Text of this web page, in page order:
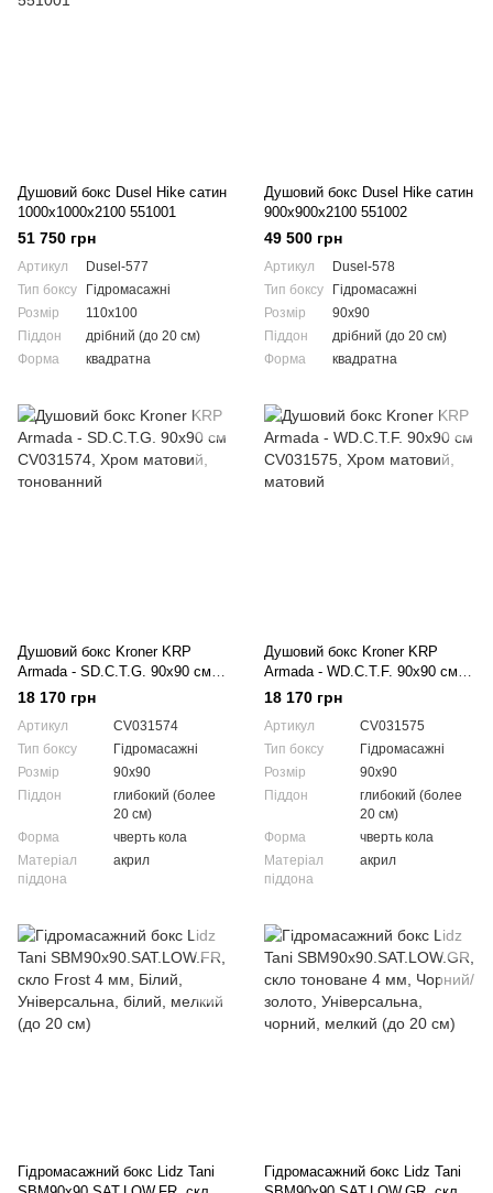
Душовий бокс Dusel Hike сатин
1000x1000x2100 551001
51 750 грн
Артикул
Dusel-577
Тип боксу
Гідромасажні
Розмір
110x100
Піддон
дрібний (до 20 см)
Форма
квадратна
Душовий бокс Dusel Hike сатин
900x900x2100 551002
49 500 грн
Артикул
Dusel-578
Тип боксу
Гідромасажні
Розмір
90x90
Піддон
дрібний (до 20 см)
Форма
квадратна
Душовий бокс Kroner KRP
Armada - SD.C.T.G. 90x90 см
CV031574
18 170 грн
Артикул
CV031574
Тип боксу
Гідромасажні
Розмір
90x90
Піддон
глибокий (более
20 см)
Форма
чверть кола
Матеріал
піддона
акрил
Душовий бокс Kroner KRP
Armada - WD.C.T.F. 90x90 см
CV031575
18 170 грн
Артикул
CV031575
Тип боксу
Гідромасажні
Розмір
90x90
Піддон
глибокий (более
20 см)
Форма
чверть кола
Матеріал
піддона
акрил
Гідромасажний бокс Lidz Tani
Гідромасажний бокс Lidz Tani